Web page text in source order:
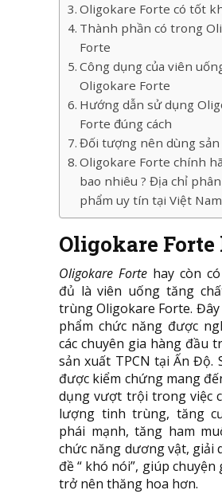
Oligokare Forte có tốt
Thành phần có trong
Forte
Công dụng của viên
Oligokare Forte
Hướng dẫn sử dụng
Forte đúng cách
Đối tượng nên dùng sản
Oligokare Forte chính
bao nhiêu ? Địa chỉ
phẩm uy tín tại Việt Nam
Oligokare Forte
Oligokare Forte hay còn
đủ là viên uống tăng
trùng Oligokare Forte.
phẩm chức năng được
các chuyên gia hàng đầu
sản xuất TPCN tại Ấn Độ.
được kiểm chứng mang
dụng vượt trội trong việc
lượng tinh trùng, tăng
phái mạnh, tăng ham
chức năng dương vật, giải
đề “ khó nói”, giúp
trở nên thăng hoa hơn.